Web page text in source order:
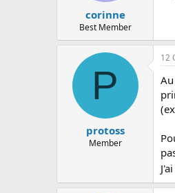
corinne
Best Member
P
protoss
Member
12